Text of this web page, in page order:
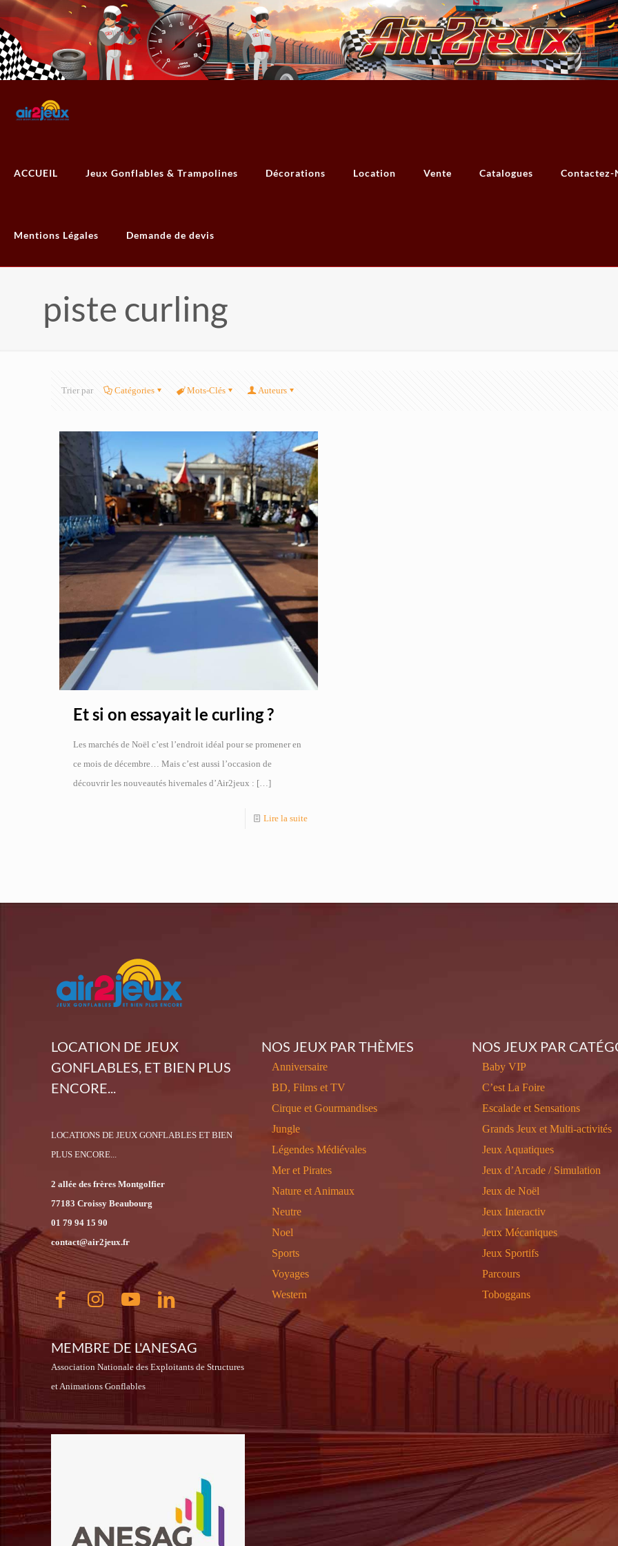
ACCUEIL Jeux Gonflables & Trampolines Décorations Location Vente Catalogues Contactez-
Mentions Légales Demande de devis
piste curling
Trier par Catégories Mots-Clés Auteurs
Et si on essayait le curling ?
Les marchés de Noël c’est l’endroit idéal pour se promener en
ce mois de décembre… Mais c’est aussi l’occasion de
découvrir les nouveautés hivernales d’Air2jeux : […]
Lire la suite
LOCATION DE JEUX
GONFLABLES, ET BIEN PLUS
ENCORE...
LOCATIONS DE JEUX GONFLABLES ET BIEN
PLUS ENCORE...
2 allée des frères Montgolfier
77183 Croissy Beaubourg
01 79 94 15 90
contact@air2jeux.fr
MEMBRE DE L'ANESAG
Association Nationale des Exploitants de Structures
et Animations Gonflables
NOS JEUX PAR THÈMES
Anniversaire
BD, Films et TV
Cirque et Gourmandises
Jungle
Légendes Médiévales
Mer et Pirates
Nature et Animaux
Neutre
Noel
Sports
Voyages
Western
NOS JEUX PAR
Baby VIP
C’est La Foire
Escalade et Sensations
Grands Jeux et Multi-activités
Jeux Aquatiques
Jeux d’Arcade / Simulation
Jeux de Noël
Jeux Interactiv
Jeux Mécaniques
Jeux Sportifs
Parcours
Toboggans